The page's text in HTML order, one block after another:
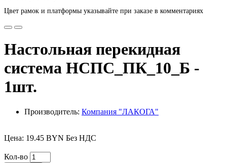
Цвет рамок и платформы указывайте при заказе в комментариях
Настольная перекидная
система НСПС_ПК_10_Б -
1шт.
Производитель: Компания "ЛАКОГА"
Цена: 19.45 BYN Без НДС
Кол-во